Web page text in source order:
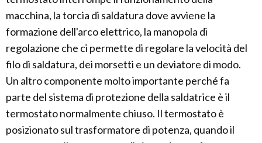
macchina, la torcia di saldatura dove avviene la
formazione dell'arco elettrico, la manopola di
regolazione che ci permette di regolare la velocità del
filo di saldatura, dei morsetti e un deviatore di modo.
Un altro componente molto importante perché fa
parte del sistema di protezione della saldatrice è il
termostato normalmente chiuso. Il termostato è
posizionato sul trasformatore di potenza, quando il